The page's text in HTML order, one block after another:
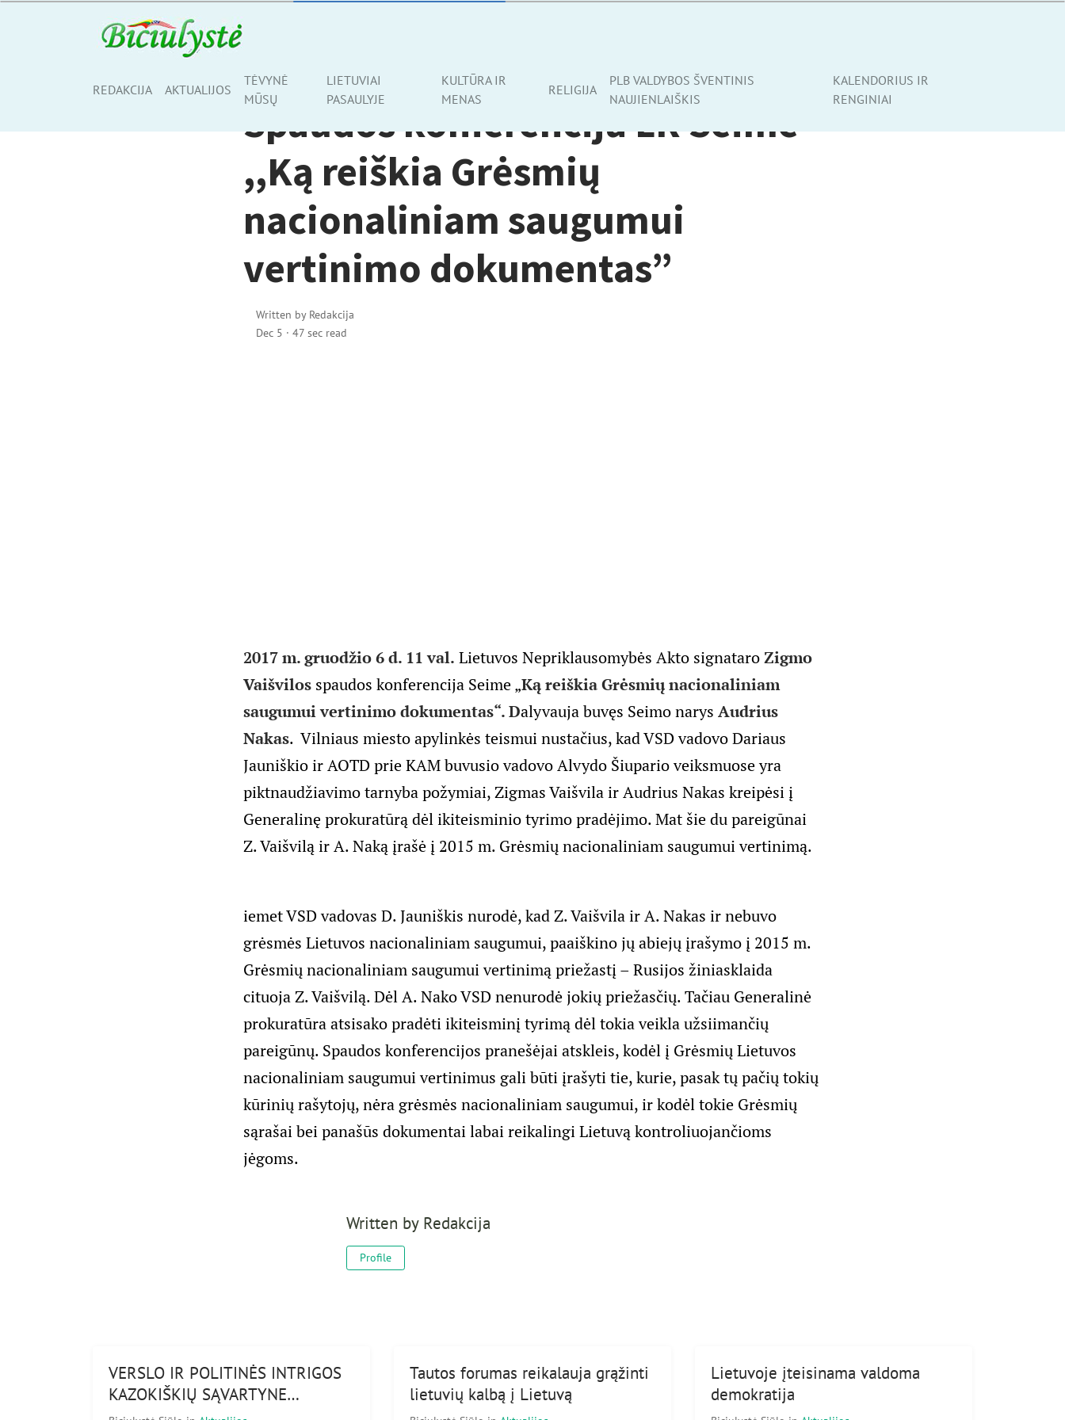
REDAKCIJA AKTUALIJOS
TĖVYNĖ
MŪSŲ
LIETUVIAI
PASAULYJE
KULTŪRA IR
MENAS
RELIGIJA
PLB VALDYBOS ŠVENTINIS
NAUJIENLAIŠKIS
KALENDORIUS IR
RENGINIAI
AKTUALIJOS
Spaudos konferencija LR Seime
,,Ką reiškia Grėsmių
nacionaliniam saugumui
vertinimo dokumentas”
Written by Redakcija
Dec 5 · 47 sec read
2017 m. gruodžio 6 d. 11 val. Lietuvos Nepriklausomybės Akto signataroZigmo
Vaišvilos spaudos konferencija Seime „Ką reiškia Grėsmių nacionaliniam
saugumui vertinimo dokumentas“. Dalyvauja buvęs Seimo narys Audrius
Nakas. Vilniaus miesto apylinkės teismui nustačius, kad VSD vadovo Dariaus
Jauniškio ir AOTD prie KAM buvusio vadovo Alvydo Šiupario veiksmuose yra
piktnaudžiavimo tarnyba požymiai, Zigmas Vaišvila ir Audrius Nakas kreipėsi į
Generalinę prokuratūrą dėl ikiteisminio tyrimo pradėjimo. Mat šie du pareigūnai
Z. Vaišvilą ir A. Naką įrašė į 2015 m. Grėsmių nacionaliniam saugumui vertinimą.
iemet VSD vadovas D. Jauniškis nurodė, kad Z. Vaišvila ir A. Nakas ir nebuvo
grėsmės Lietuvos nacionaliniam saugumui, paaiškino jų abiejų įrašymo į 2015 m.
Grėsmių nacionaliniam saugumui vertinimą priežastį – Rusijos žiniasklaida
cituoja Z. Vaišvilą. Dėl A. Nako VSD nenurodė jokių priežasčių. Tačiau Generalinė
prokuratūra atsisako pradėti ikiteisminį tyrimą dėl tokia veikla užsiimančių
pareigūnų. Spaudos konferencijos pranešėjai atskleis, kodėl į Grėsmių Lietuvos
nacionaliniam saugumui vertinimus gali būti įrašyti tie, kurie, pasak tų pačių tokių
kūrinių rašytojų, nėra grėsmės nacionaliniam saugumui, ir kodėl tokie Grėsmių
sąrašai bei panašūs dokumentai labai reikalingi Lietuvą kontroliuojančioms
jėgoms.
Written by Redakcija
Profile
Share
VERSLO IR POLITINĖS INTRIGOS
KAZOKIŠKIŲ SĄVARTYNE…
Tautos forumas reikalauja grąžinti
lietuvių kalbą į Lietuvą
Lietuvoje įteisinama valdoma
demokratija